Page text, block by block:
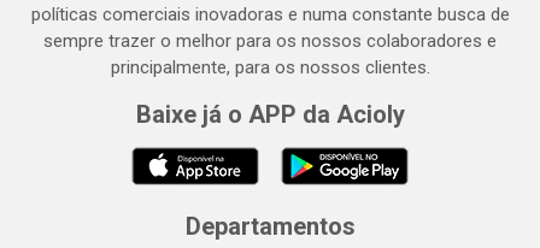
políticas comerciais inovadoras e numa constante busca de
sempre trazer o melhor para os nossos colaboradores e
principalmente, para os nossos clientes.
Baixe já o APP da Acioly
Departamentos